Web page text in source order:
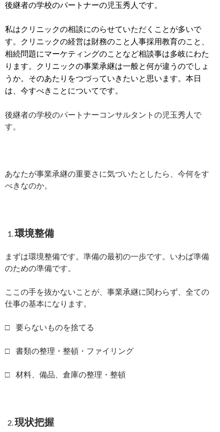
後継者の学校のパートナーの児玉秀人です。
私はクリニックの相談にのらせていただくことが多いで
す。クリニックの経営は財務のこと人事採用教育のこと、
相続問題にマーケティングのことなど相談事は多岐にわた
ります。クリニックの事業承継は一般と何が違うのでしょ
うか。そのあたりをつづっていきたいと思います。本日
は、今すべきことについてです。
後継者の学校のパートナーコンサルタントの児玉秀人で
す。
あなたが事業承継の重要さに気づいたとしたら、今何をす
べきなのか。
環境整備
まずは環境整備です。準備の最初の一歩です。いわば準備
のための準備です。
ここの手を抜かないことが、事業承継に関わらず、全ての
仕事の基本になります。
□ 要らないものを捨てる
□ 書類の整理・整頓・ファイリング
□ 材料、備品、倉庫の整理・整頓
現状把握